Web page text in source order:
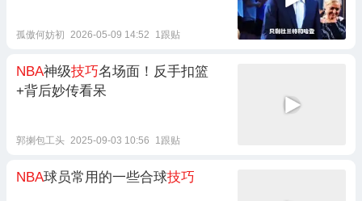
孤傲何妨初 2026-05-09 14:52 1跟贴
NBA神级技巧名场面！反手扣篮
+背后妙传看呆
郭揦包工头 2025-09-03 10:56 1跟贴
NBA球员常用的一些合球技巧